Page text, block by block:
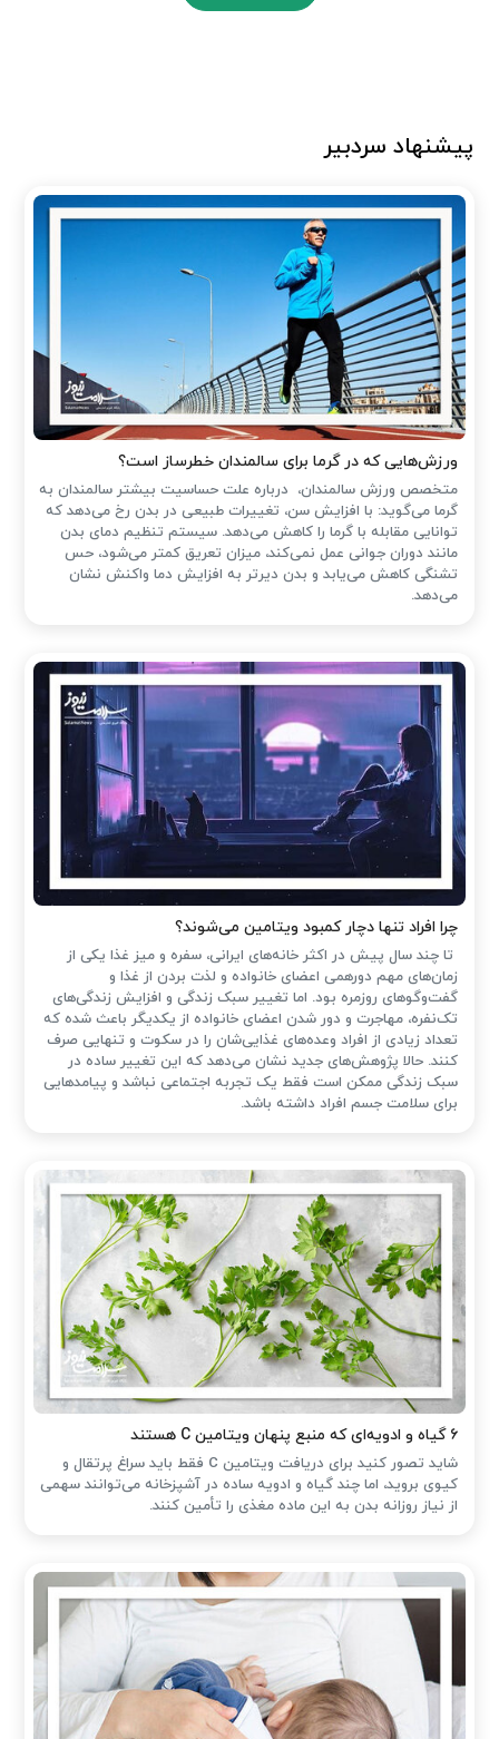
پیشنهاد سردبیر
ورزش‌هایی که در گرما برای سالمندان خطرساز است؟
متخصص ورزش سالمندان، درباره علت حساسیت بیشتر سالمندان به
گرما می‌گوید: با افزایش سن، تغییرات طبیعی در بدن رخ می‌دهد که
توانایی مقابله با گرما را کاهش می‌دهد. سیستم تنظیم دمای بدن
مانند دوران جوانی عمل نمی‌کند، میزان تعریق کمتر می‌شود، حس
تشنگی کاهش می‌یابد و بدن دیرتر به افزایش دما واکنش نشان
می‌دهد.
چرا افراد تنها دچار کمبود ویتامین می‌شوند؟
تا چند سال پیش در اکثر خانه‌های ایرانی، سفره و میز غذا یکی از
زمان‌های مهم دورهمی اعضای خانواده و لذت بردن از غذا و
گفت‌وگوهای روزمره بود. اما تغییر سبک زندگی و افزایش زندگی‌های
تک‌نفره، مهاجرت و دور شدن اعضای خانواده از یکدیگر باعث شده که
تعداد زیادی از افراد وعده‌های غذایی‌شان را در سکوت و تنهایی صرف
کنند. حالا پژوهش‌های جدید نشان می‌دهد که این تغییر ساده در
سبک زندگی ممکن است فقط یک تجربه اجتماعی نباشد و پیامدهایی
برای سلامت جسم افراد داشته باشد.
۶ گیاه و ادویه‌ای که منبع پنهان ویتامین C هستند
شاید تصور کنید برای دریافت ویتامین C فقط باید سراغ پرتقال و
کیوی بروید، اما چند گیاه و ادویه ساده در آشپزخانه می‌توانند سهمی
از نیاز روزانه بدن به این ماده مغذی را تأمین کنند.